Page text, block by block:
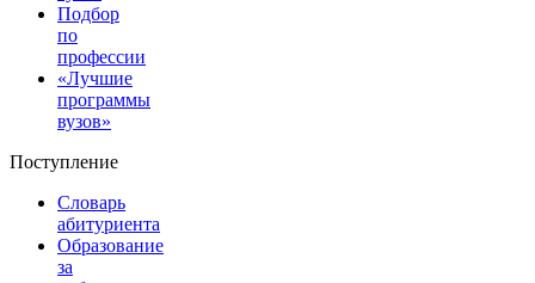
Подбор
по
профессии
«Лучшие
программы
вузов»
Поступление
Словарь
абитуриента
Образование
за